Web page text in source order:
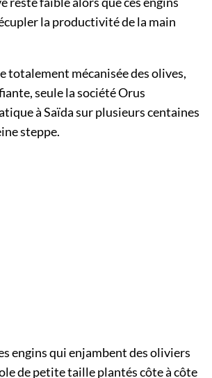
la productivité de la main
totalement mécanisée des olives,
seule la société Orus
à Saïda sur plusieurs centaines
steppe.
engins qui enjambent des oliviers
de petite taille plantés côte à côte